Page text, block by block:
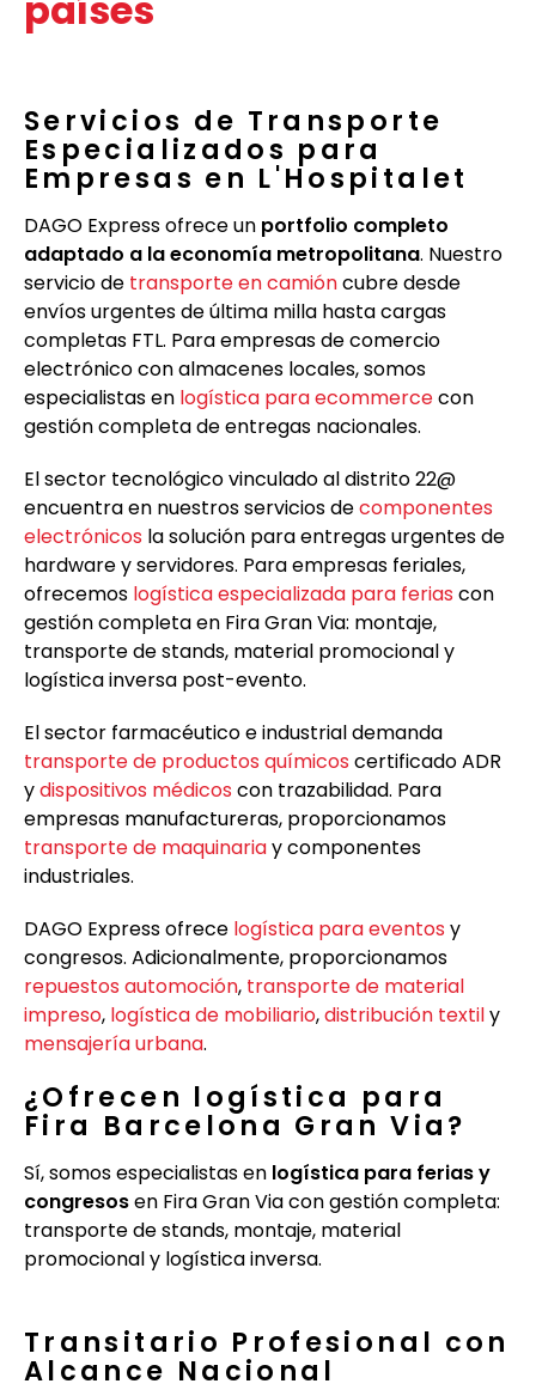
Servicios de Transporte
Especializados para
Empresas en L'Hospitalet
DAGO Express ofrece un portfolio completo
adaptado a la economía metropolitana. Nuestro
servicio de transporte en camióncubre desde
envíos urgentes de última milla hasta cargas
completas FTL. Para empresas de comercio
electrónico con almacenes locales, somos
especialistas en logística para ecommercecon
gestión completa de entregas nacionales.
El sector tecnológico vinculado al distrito 22@
encuentra en nuestros servicios decomponentes
electrónicos la solución para entregas urgentes de
hardware y servidores. Para empresas feriales,
ofrecemos logística especializada para ferias con
gestión completa en Fira Gran Via: montaje,
transporte de stands, material promocional y
logística inversa post-evento.
El sector farmacéutico e industrial demanda
transporte de productos químicos certificado ADR
ydispositivos médicos con trazabilidad. Para
empresas manufactureras, proporcionamos
transporte de maquinariay componentes
industriales.
DAGO Express ofrece logística para eventos y
congresos. Adicionalmente, proporcionamos
repuestos automoción, transporte de material
impreso, logística de mobiliario,distribución textily
mensajería urbana.
¿Ofrecen logística para
Fira Barcelona Gran Via?
Sí, somos especialistas en logística para ferias y
congresosen Fira Gran Via con gestión completa:
transporte de stands, montaje, material
promocional y logística inversa.
Transitario Profesional con
Alcance Nacional